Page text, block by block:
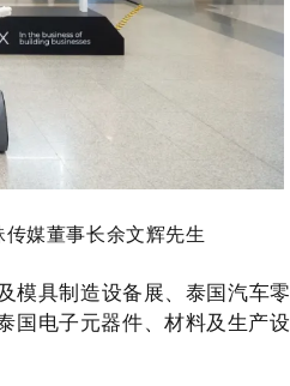
媒董事长余文辉先生
模具制造设备展、泰国汽车
国电子元器件、材料及生产